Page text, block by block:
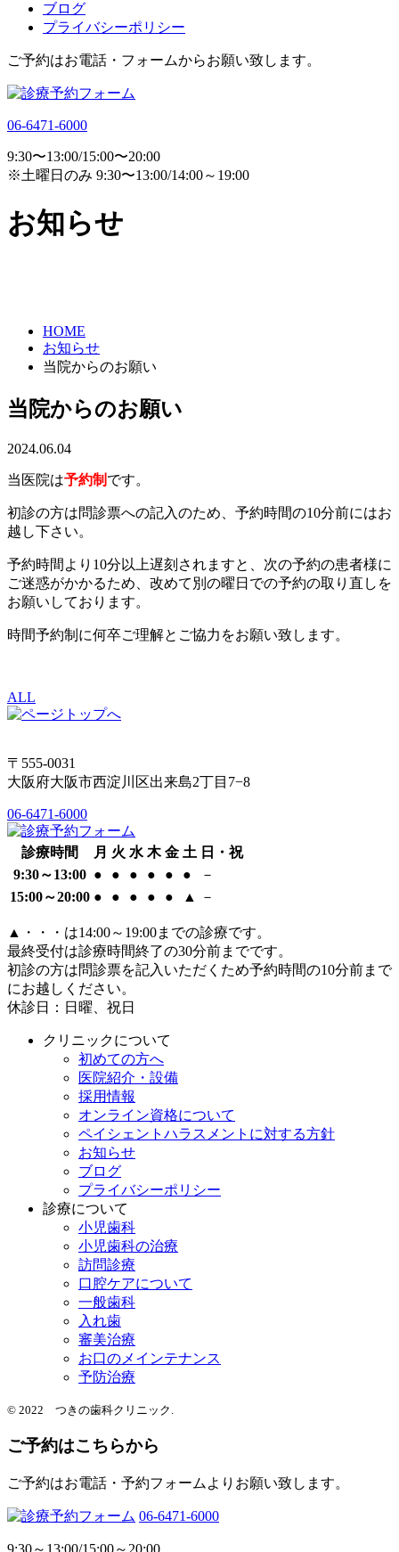
ブログ
プライバシーポリシー
ご予約はお電話・フォームからお願い致します。
06-6471-6000
9:30〜13:00/15:00〜20:00
※土曜日のみ 9:30〜13:00/14:00～19:00
お知らせ
HOME
お知らせ
当院からのお願い
当院からのお願い
2024.06.04
当医院は予約制 です。
初診の方は問診票への記入のため、予約時間の10分前にはお
越し下さい。
予約時間より10分以上遅刻されますと、次の予約の患者様に
ご迷惑がかかるため、改めて別の曜日での予約の取り直しを
お願いしております。
時間予約制に何卒ご理解とご協力をお願い致します。
ALL
〒555-0031
大阪府大阪市西淀川区出来島2丁目7−8
06-6471-6000
診療時間 月 火 水 木 金 土 日・祝
9:30～13:00 ● ● ● ● ● ●
－
15:00～20:00 ● ● ● ● ● ▲ －
▲
・・・は14:00～19:00までの診療です。
最終受付は診療時間終了の30分前までです。
初診の方は問診票を記入いただくため予約時間の10分前まで
にお越しください。
休診日：日曜、祝日
クリニックについて
初めての方へ
医院紹介・設備
採用情報
オンライン資格について
ペイシェントハラスメントに対する方針
お知らせ
ブログ
プライバシーポリシー
診療について
小児歯科
小児歯科の治療
訪問診療
口腔ケアについて
一般歯科
入れ歯
審美治療
お口のメインテナンス
予防治療
© 2022 つきの歯科クリニック.
ご予約はこちらから
ご予約はお電話・予約フォームよりお願い致します。
06-6471-6000